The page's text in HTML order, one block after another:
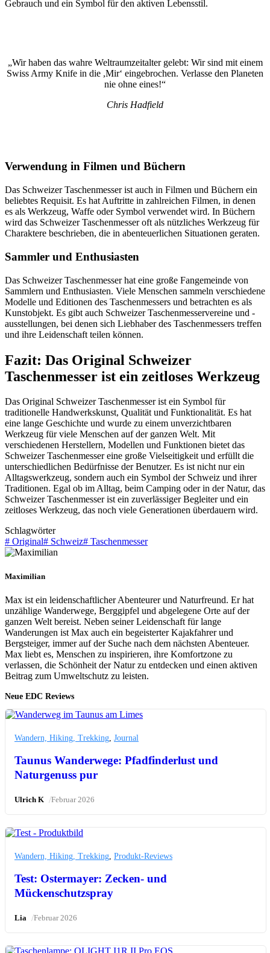
Gebrauch und ein Symbol für den aktiven Lebensstil.
„Wir haben das wahre Weltraumzeitalter gelebt: Wir sind mit einem
Swiss Army Knife in die ,Mir‘ eingebrochen. Verlasse den Planeten
nie ohne eines!“
Chris Hadfield
Verwendung in Filmen und Büchern
Das Schweizer Taschenmesser ist auch in Filmen und Büchern ein
beliebtes Requisit. Es hat Auftritte in zahlreichen Filmen, in denen
es als Werkzeug, Waffe oder Symbol verwendet wird. In Büchern
wird das Schweizer Taschenmesser oft als nützliches Werkzeug für
Charaktere beschrieben, die in abenteuerlichen Situationen geraten.
Sammler und Enthusiasten
Das Schweizer Taschenmesser hat eine große Fangemeinde von
Sammlern und Enthusiasten. Viele Menschen sammeln verschiedene
Modelle und Editionen des Taschenmessers und betrachten es als
Kunstobjekt. Es gibt auch Schweizer Taschenmesservereine und -
ausstellungen, bei denen sich Liebhaber des Taschenmessers treffen
und ihre Leidenschaft teilen können.
Fazit: Das Original Schweizer
Taschenmesser ist ein zeitloses Werkzeug
Das Original Schweizer Taschenmesser ist ein Symbol für
traditionelle Handwerkskunst, Qualität und Funktionalität. Es hat
eine lange Geschichte und wurde zu einem unverzichtbaren
Werkzeug für viele Menschen auf der ganzen Welt. Mit
verschiedenen Herstellern, Modellen und Funktionen bietet das
Schweizer Taschenmesser eine große Vielseitigkeit und erfüllt die
unterschiedlichen Bedürfnisse der Benutzer. Es ist nicht nur ein
Alltagswerkzeug, sondern auch ein Symbol der Schweiz und ihrer
Traditionen. Egal ob im Alltag, beim Camping oder in der Natur, das
Schweizer Taschenmesser ist ein zuverlässiger Begleiter und ein
zeitloses Werkzeug, das noch viele Generationen überdauern wird.
Schlagwörter
# Original# Schweiz# Taschenmesser
Maximilian
Max ist ein leidenschaftlicher Abenteurer und Naturfreund. Er hat
unzählige Wanderwege, Berggipfel und abgelegene Orte auf der
ganzen Welt bereist. Neben seiner Leidenschaft für lange
Wanderungen ist Max auch ein begeisterter Kajakfahrer und
Bergsteiger, immer auf der Suche nach dem nächsten Abenteuer.
Max liebt es, Menschen zu inspirieren, ihre Komfortzone zu
verlassen, die Schönheit der Natur zu entdecken und einen aktiven
Beitrag zum Umweltschutz zu leisten.
Neue EDC Reviews
Wandern, Hiking, Trekking Journal
Taunus Wanderwege: Pfadfinderlust und
Naturgenuss pur
Ulrich K /Februar 2026
Wandern, Hiking, Trekking Produkt-Reviews
Test: Ostermayer: Zecken- und
Mückenschutzspray
Lia /Februar 2026